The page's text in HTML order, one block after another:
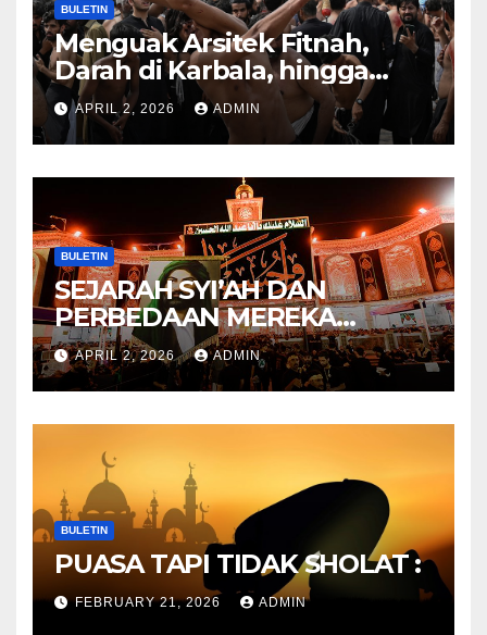
BULETIN
Menguak Arsitek Fitnah,
Darah di Karbala, hingga
Lahirnya Sekte-sekte serta
Mitos Imam Gaib
APRIL 2, 2026 ADMIN
BULETIN
SEJARAH SYI’AH DAN
PERBEDAAN MEREKA
ANTARA DULU DAN
SEKARANG
APRIL 2, 2026 ADMIN
BULETIN
PUASA TAPI TIDAK SHOLAT :
FEBRUARY 21, 2026 ADMIN